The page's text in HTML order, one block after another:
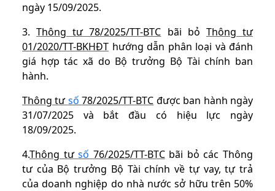
ngày 15/09/2025.
3.Thông tư 78/2025/TT-BTC bãi bỏ Thông tư
01/2020/TT-BKHĐT hướng dẫn phân loại và đánh
giá hợp tác xã do Bộ trưởng Bộ Tài chính ban
hành.
Thông tưsố78/2025/TT-BTC được ban hành ngày
31/07/2025 và bắt đầu có hiệu lực ngày
18/09/2025.
4.Thông tưsố 76/2025/TT-BTCbãi bỏ các Thông
tư của Bộ trưởng Bộ Tài chính về tự vay, tự trả
của doanh nghiệp do nhà nước sở hữu trên 50%